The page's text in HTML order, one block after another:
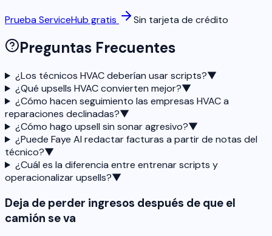
Prueba ServiceHub gratis Sin tarjeta de crédito
Preguntas Frecuentes
¿Los técnicos HVAC deberían usar scripts?▼
¿Qué upsells HVAC convierten mejor?▼
¿Cómo hacen seguimiento las empresas HVAC a
reparaciones declinadas?▼
¿Cómo hago upsell sin sonar agresivo?▼
¿Puede Faye AI redactar facturas a partir de notas del
técnico?▼
¿Cuál es la diferencia entre entrenar scripts y
operacionalizar upsells?▼
Deja de perder ingresos después de que el
camión se va